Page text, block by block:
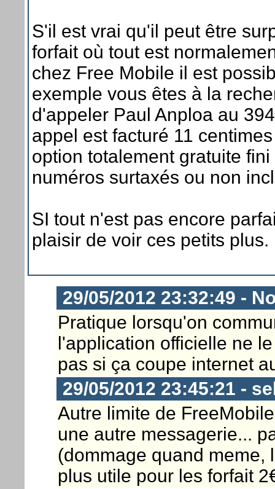
S'il est vrai qu'il peut être
forfait où tout est
chez Free Mobile il est
exemple vous êtes à la
d'appeler Paul Anploa au
appel est facturé 11
option totalement gratuite
numéros surtaxés ou non
SI tout n'est pas encore
plaisir de voir ces petits plus.
29/05/2012 23:32:49 -
Pratique lorsqu'on
l'application officielle ne
pas si ça coupe internet
29/05/2012 23:45:21 -
Autre limite de
une autre messagerie...
(dommage quand meme,
plus utile pour les forfait